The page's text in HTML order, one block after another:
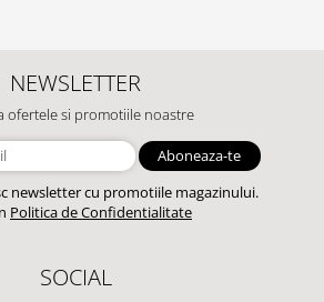
NEWSLETTER
ofertele si promotiile noastre
newsletter cu promotiile magazinului.
Politica de Confidentialitate
SOCIAL